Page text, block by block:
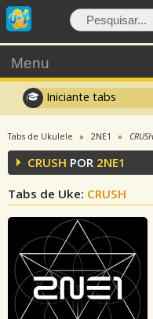
Menu
Iniciante tabs
Tabs de Ukulele 2NE1 CRUSH
CRUSH POR 2NE1
Tabs de Uke: CRUSH